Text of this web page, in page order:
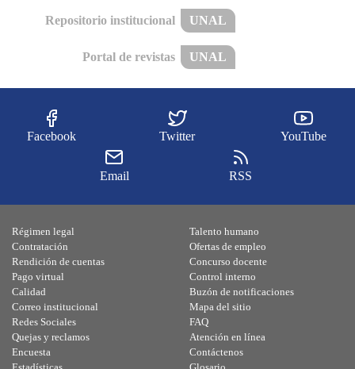
Repositorio institucional UNAL
Portal de revistas UNAL
Facebook Twitter YouTube
Email RSS
Régimen legal
Contratación
Rendición de cuentas
Pago virtual
Calidad
Talento humano
Ofertas de empleo
Concurso docente
Control interno
Buzón de notificaciones
Correo institucional
Redes Sociales
Quejas y reclamos
Encuesta
Mapa del sitio
FAQ
Atención en línea
Contáctenos